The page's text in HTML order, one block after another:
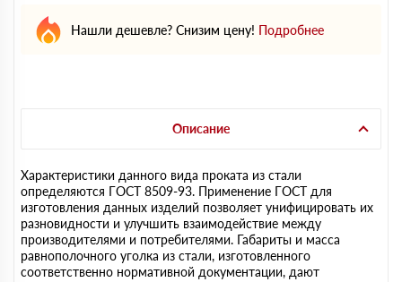
Нашли дешевле? Снизим цену! Подробнее
Описание
Характеристики данного вида проката из стали
определяются ГОСТ 8509-93. Применение ГОСТ для
изготовления данных изделий позволяет унифицировать их
разновидности и улучшить взаимодействие между
производителями и потребителями. Габариты и масса
равнополочного уголка из стали, изготовленного
соответственно нормативной документации, дают